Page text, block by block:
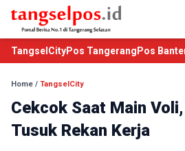
TangselCityPos Tangerang Pos
Home / TangselCity
Cekcok Saat Main
Tusuk Rekan Kerja